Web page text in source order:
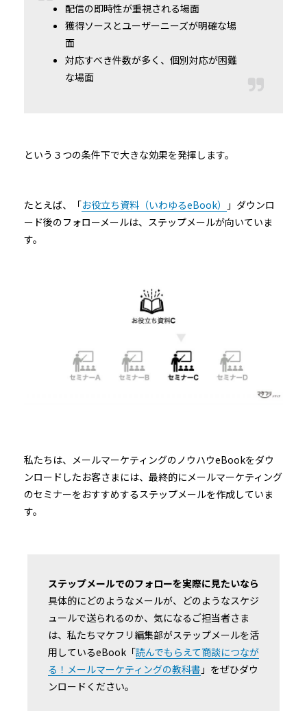
配信の即時性が重視される場面
獲得ソースとユーザーニーズが明確な場
面
対応すべき件数が多く、個別対応が困難
な場面
という３つの条件下で大きな効果を発揮します。
たとえば、「お役立ち資料（いわゆるeBook）
」ダウンロ
ード後のフォローメールは、ステップメールが向いていま
す。
私たちは、メールマーケティングのノウハウeBookをダウ
ンロードしたお客さまには、最終的にメールマーケティング
のセミナーをおすすめするステップメールを作成していま
す。
ステップメールでのフォローを実際に見たいなら
具体的にどのようなメールが、どのようなスケジ
ュールで送られるのか、気になるご担当者さま
は、私たちマケフリ編集部がステップメールを活
用しているeBook「読んでもらえて商談につなが
る！メールマーケティングの教科書 」をぜひダウ
ンロードください。